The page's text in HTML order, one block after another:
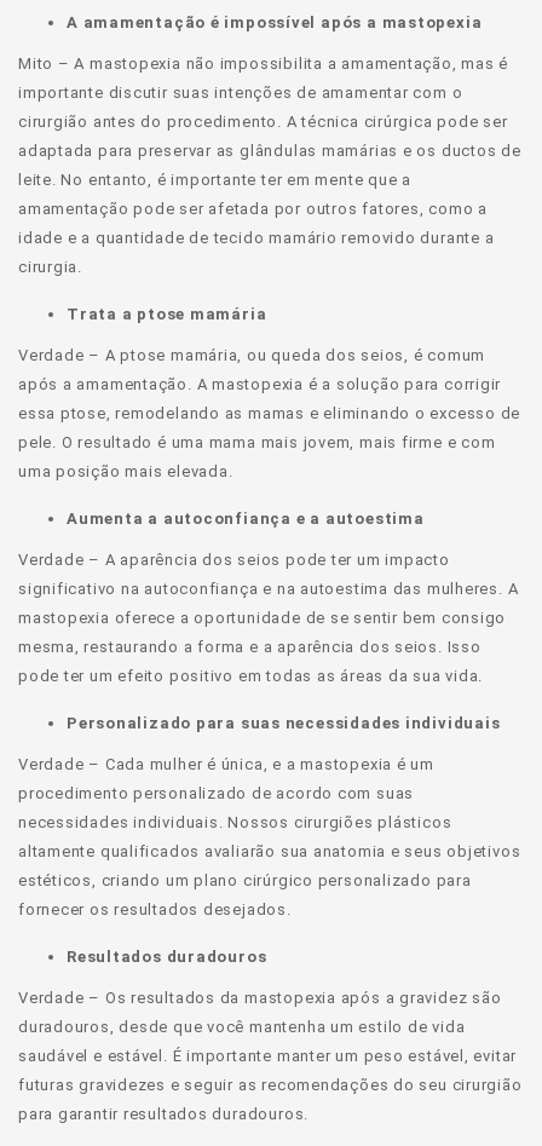
A amamentação é impossível após a mastopexia
Mito – A mastopexia não impossibilita a amamentação, mas é
importante discutir suas intenções de amamentar com o
cirurgião antes do procedimento. A técnica cirúrgica pode ser
adaptada para preservar as glândulas mamárias e os ductos de
leite. No entanto, é importante ter em mente que a
amamentação pode ser afetada por outros fatores, como a
idade e a quantidade de tecido mamário removido durante a
cirurgia.
Trata a ptose mamária
Verdade – A ptose mamária, ou queda dos seios, é comum
após a amamentação. A mastopexia é a solução para corrigir
essa ptose, remodelando as mamas e eliminando o excesso de
pele. O resultado é uma mama mais jovem, mais firme e com
uma posição mais elevada.
Aumenta a autoconfiança e a autoestima
Verdade – A aparência dos seios pode ter um impacto
significativo na autoconfiança e na autoestima das mulheres. A
mastopexia oferece a oportunidade de se sentir bem consigo
mesma, restaurando a forma e a aparência dos seios. Isso
pode ter um efeito positivo em todas as áreas da sua vida.
Personalizado para suas necessidades individuais
Verdade – Cada mulher é única, e a mastopexia é um
procedimento personalizado de acordo com suas
necessidades individuais. Nossos cirurgiões plásticos
altamente qualificados avaliarão sua anatomia e seus objetivos
estéticos, criando um plano cirúrgico personalizado para
fornecer os resultados desejados.
Resultados duradouros
Verdade – Os resultados da mastopexia após a gravidez são
duradouros, desde que você mantenha um estilo de vida
saudável e estável. É importante manter um peso estável, evitar
futuras gravidezes e seguir as recomendações do seu cirurgião
para garantir resultados duradouros.